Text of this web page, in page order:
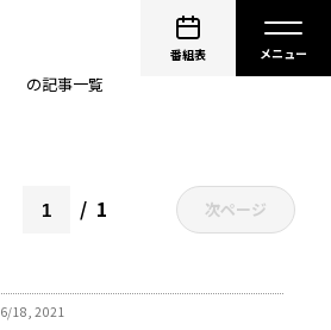
番組表
の記事一覧
1 次ページ
6/18, 2021